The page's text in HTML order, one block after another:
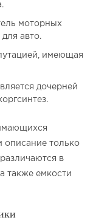
моторных
авто.
имеющая
дочерней
описание только
в
также емкости